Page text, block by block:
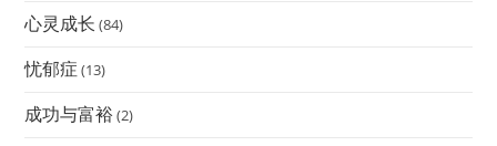
心灵成长 (84)
忧郁症 (13)
成功与富裕(2)